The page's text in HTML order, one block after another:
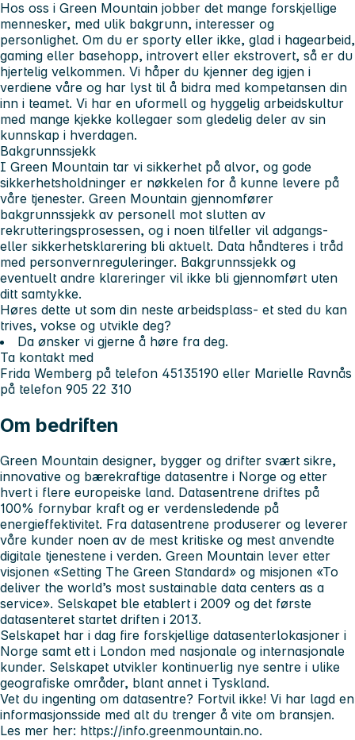
Hos oss i Green Mountain jobber det mange forskjellige
mennesker, med ulik bakgrunn, interesser og
personlighet. Om du er sporty eller ikke, glad i hagearbeid,
gaming eller basehopp, introvert eller ekstrovert, så er du
hjertelig velkommen. Vi håper du kjenner deg igjen i
verdiene våre og har lyst til å bidra med kompetansen din
inn i teamet. Vi har en uformell og hyggelig arbeidskultur
med mange kjekke kollegaer som gledelig deler av sin
kunnskap i hverdagen.
Bakgrunnssjekk
I Green Mountain tar vi sikkerhet på alvor, og gode
sikkerhetsholdninger er nøkkelen for å kunne levere på
våre tjenester. Green Mountain gjennomfører
bakgrunnssjekk av personell mot slutten av
rekrutteringsprosessen, og i noen tilfeller vil adgangs-
eller sikkerhetsklarering bli aktuelt. Data håndteres i tråd
med personvernreguleringer. Bakgrunnssjekk og
eventuelt andre klareringer vil ikke bli gjennomført uten
ditt samtykke.
Høres dette ut som din neste arbeidsplass- et sted du kan
trives, vokse og utvikle deg?
Da ønsker vi gjerne å høre fra deg.
Ta kontakt med
Frida Wemberg på telefon 45135190 eller Marielle Ravnås
på telefon 905 22 310
Om bedriften
Green Mountain designer, bygger og drifter svært sikre,
innovative og bærekraftige datasentre i Norge og etter
hvert i flere europeiske land. Datasentrene driftes på
100% fornybar kraft og er verdensledende på
energieffektivitet. Fra datasentrene produserer og leverer
våre kunder noen av de mest kritiske og mest anvendte
digitale tjenestene i verden. Green Mountain lever etter
visjonen «Setting The Green Standard» og misjonen «To
deliver the world’s most sustainable data centers as a
service». Selskapet ble etablert i 2009 og det første
datasenteret startet driften i 2013.
Selskapet har i dag fire forskjellige datasenterlokasjoner i
Norge samt ett i London med nasjonale og internasjonale
kunder. Selskapet utvikler kontinuerlig nye sentre i ulike
geografiske områder, blant annet i Tyskland.
Vet du ingenting om datasentre? Fortvil ikke! Vi har lagd en
informasjonsside med alt du trenger å vite om bransjen.
Les mer her: https://info.greenmountain.no.